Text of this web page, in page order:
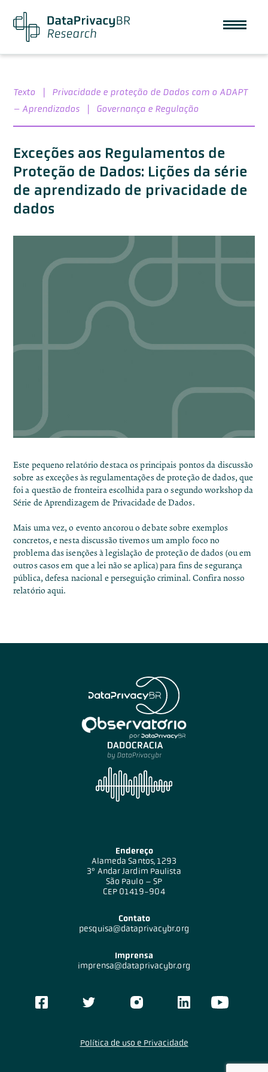
Texto |
Privacidade e proteção de Dados com o ADAPT
– Aprendizados
| Governança e Regulação
Exceções aos Regulamentos de
Proteção de Dados: Lições da série
de aprendizado de privacidade de
dados
Este pequeno relatório destaca os principais pontos da discussão
sobre as exceções às regulamentações de proteção de dados, que
foi a questão de fronteira escolhida para osegundo workshopda
Série de Aprendizagem de Privacidade de Dados.
Mais uma vez, o evento ancorou o debate sobre exemplos
concretos, e nesta discussão tivemos um amplo foco no
problema das isenções à legislação de proteção de dados (ou em
outros casos em que a lei não se aplica) para fins de segurança
pública, defesa nacional e perseguição criminal. Confira nosso
relatório aqui.
Endereço
Alameda Santos, 1293
3º Andar Jardim Paulista
São Paulo – SP
CEP 01419-904
Contato
pesquisa@dataprivacybr.org
Imprensa
imprensa@dataprivacybr.org
Política de uso e Privacidade